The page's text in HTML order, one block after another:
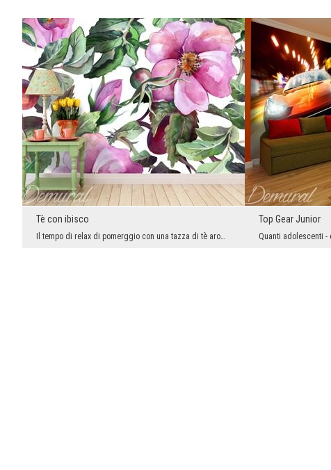
Tè con ibisco Top Gear Junior